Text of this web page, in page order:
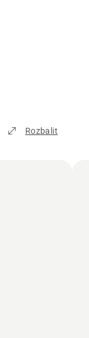
Rozbalit